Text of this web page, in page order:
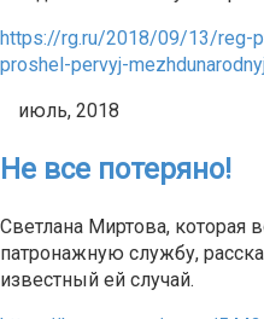
https://rg.ru/2018/09/13/reg-
proshel-pervyj-
июль, 2018
Не все потеряно!
Светлана Миртова, которая
патронажную службу,
известный ей случай.